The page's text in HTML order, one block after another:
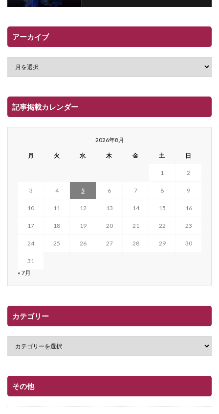
アーカイブ
記事掲載カレンダー
2026年8月
月 火 水 木 金 土 日
1 2
3 4 5 6 7 8 9
10 11 12 13 14 15 16
17 18 19 20 21 22 23
24 25 26 27 28 29 30
31
« 7月
カテゴリー
その他